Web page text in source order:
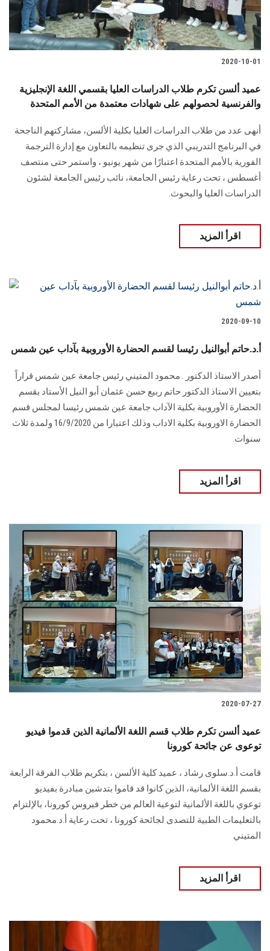
2020-10-01
عميد ألسن تكرم طلاب الدراسات العليا بقسمي اللغة الإنجليزية
والفرنسية لحصولهم على شهادات معتمدة من الأمم المتحدة
أنهى عدد من طلاب الدراسات العليا بكلية الألسن، مشاركتهم الناجحة
في البرنامج التدريبي الذي جرى تنظيمه بالتعاون مع إدارة الترجمة
الفورية بالأمم المتحدة اعتبارًا من شهر يونيو ، واستمر حتى منتصف
أغسطس ، تحت رعاية رئيس الجامعة، نائب رئيس الجامعة لشئون
الدراسات العليا والبحوث.
اقرأ المزيد
2020-09-10
أ.د.حاتم أبوالنيل رئيسا لقسم الحضارة الأوروبية بآداب عين شمس
أصدر الاستاذ الدكتور . محمود المتيني رئيس جامعة عين شمس قراراً
بتعيين الاستاذ الدكتور حاتم ربيع حسن عثمان أبو النيل الأستاد بقسم
الحضارة الأوروبية بكلية الآداب جامعة عين شمس رئيسا لمجلس قسم
الحضارة الاوروبية بكلية الاداب وذلك اعتبارا من 16/9/2020 ولمدة ثلاث
سنوات.
اقرأ المزيد
2020-07-27
عميد ألسن تكرم طلاب قسم اللغة الألمانية الذين قدموا فيديو
توعوى عن جائحة كورونا
قامت أ.د.سلوى رشاد ، عميد كلية الألسن ، بتكريم طلاب الفرقة الرابعة
بقسم اللغة الألمانية، الذين كانوا قد قاموا بتدشين مبادرة بفيديو
توعوي باللغة الألمانية لتوعية العالم من خطر فيروس كورونا، بالإلتزام
بالتعليمات الطبية للتصدى لجائحة كورونا ، تحت رعاية أ.د.محمود
المتيني
اقرأ المزيد